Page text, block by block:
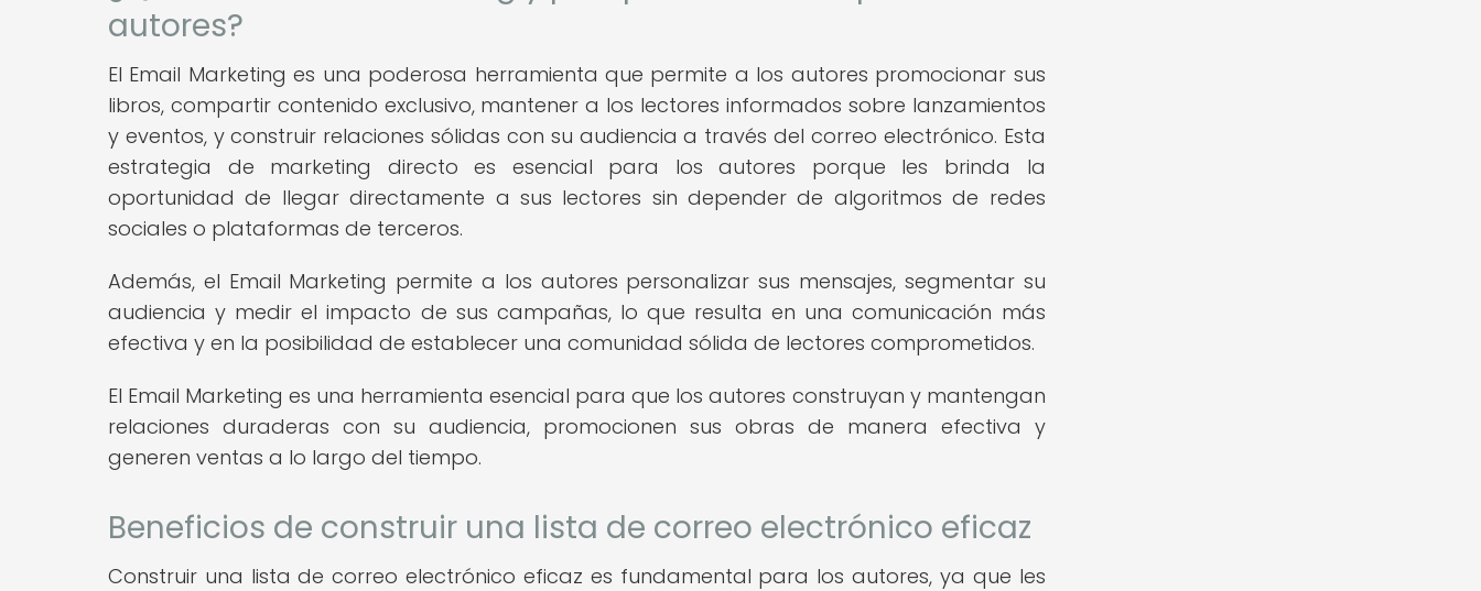
autores?
El Email Marketing es una poderosa herramienta que permite a los autores promocionar sus
libros, compartir contenido exclusivo, mantener a los lectores informados sobre lanzamientos
y eventos, y construir relaciones sólidas con su audiencia a través del correo electrónico. Esta
estrategia de marketing directo es esencial para los autores porque les brinda la
oportunidad de llegar directamente a sus lectores sin depender de algoritmos de redes
sociales o plataformas de terceros.
Además, el Email Marketing permite a los autores personalizar sus mensajes, segmentar su
audiencia y medir el impacto de sus campañas, lo que resulta en una comunicación más
efectiva y en la posibilidad de establecer una comunidad sólida de lectores comprometidos.
El Email Marketing es una herramienta esencial para que los autores construyan y mantengan
relaciones duraderas con su audiencia, promocionen sus obras de manera efectiva y
generen ventas a lo largo del tiempo.
Beneficios de construir una lista de correo electrónico eficaz
Construir una lista de correo electrónico eficaz es fundamental para los autores, ya que les